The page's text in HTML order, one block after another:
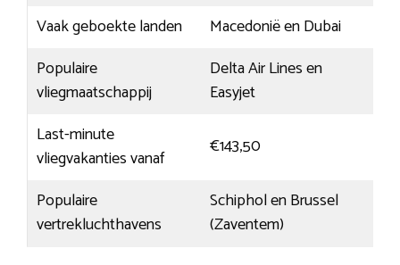
Vaak geboekte landen
Macedonië en Dubai
Populaire
vliegmaatschappij
Delta Air Lines en
Easyjet
Last-minute
vliegvakanties vanaf
€143,50
Populaire
vertrekluchthavens
Schiphol en Brussel
(Zaventem)